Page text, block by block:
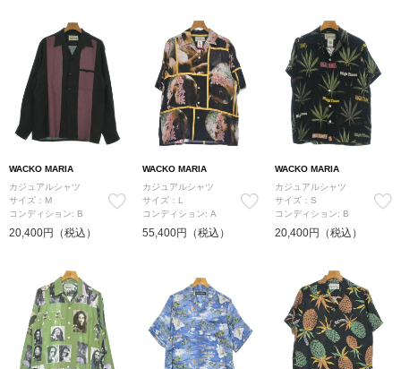
WACKO MARIA
カジュアルシャツ
サイズ：M
コンディション: B
20,400円（税込）
WACKO MARIA
カジュアルシャツ
サイズ：L
コンディション: A
55,400円（税込）
WACKO MARIA
カジュアルシャツ
サイズ：S
コンディション: B
20,400円（税込）